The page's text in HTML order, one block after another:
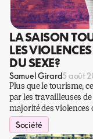
LA SAISON
LES
DU SEXE?
Samuel Girard5 août
Plus que le tourisme,
par les travailleuses
majorité des violences
Société